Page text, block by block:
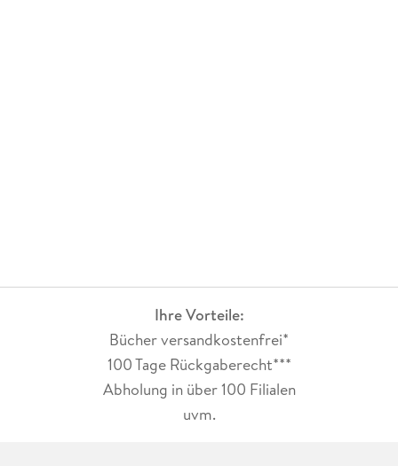
Ihre Vorteile:
Bücher versandkostenfrei*
100 Tage Rückgaberecht***
Abholung in über 100 Filialen
uvm.